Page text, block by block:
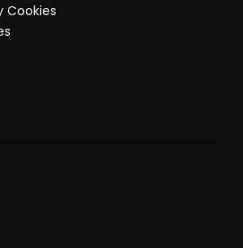
Cookies